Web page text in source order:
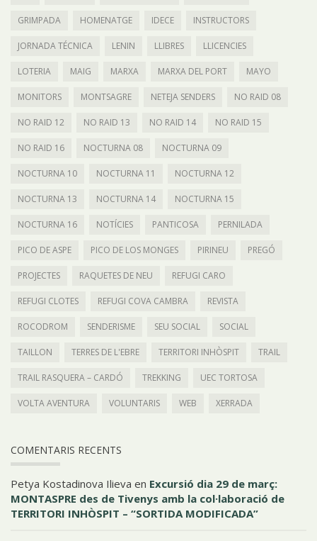
GRIMPADA HOMENATGE IDECE INSTRUCTORS
JORNADA TÉCNICA LENIN LLIBRES LLICENCIES
LOTERIA MAIG MARXA MARXA DEL PORT MAYO
MONITORS MONTSAGRE NETEJA SENDERS NO RAID 08
NO RAID 12 NO RAID 13 NO RAID 14 NO RAID 15
NO RAID 16 NOCTURNA 08 NOCTURNA 09
NOCTURNA 10 NOCTURNA 11 NOCTURNA 12
NOCTURNA 13 NOCTURNA 14 NOCTURNA 15
NOCTURNA 16 NOTÍCIES PANTICOSA PERNILADA
PICO DE ASPE PICO DE LOS MONGES PIRINEU PREGÓ
PROJECTES RAQUETES DE NEU REFUGI CARO
REFUGI CLOTES REFUGI COVA CAMBRA REVISTA
ROCODROM SENDERISME SEU SOCIAL SOCIAL
TAILLON TERRES DE L'EBRE TERRITORI INHÒSPIT TRAIL
TRAIL RASQUERA – CARDÓ TREKKING UEC TORTOSA
VOLTA AVENTURA VOLUNTARIS WEB XERRADA
COMENTARIS RECENTS
Petya Kostadinova Ilieva en Excursió dia 29 de març:
MONTASPRE des de Tivenys amb la col·laboració de
TERRITORI INHÒSPIT – “SORTIDA MODIFICADA”